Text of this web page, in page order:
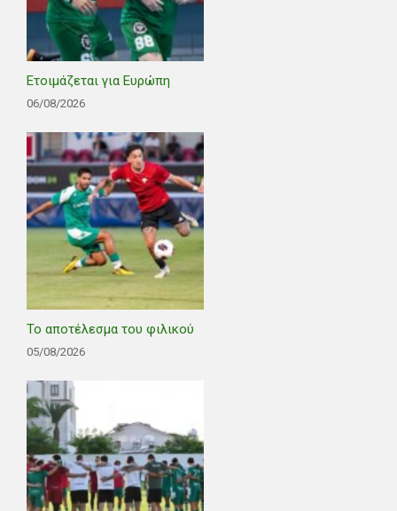
Ετοιμάζεται για Ευρώπη
06/08/2026
Το αποτέλεσμα του φιλικού
05/08/2026